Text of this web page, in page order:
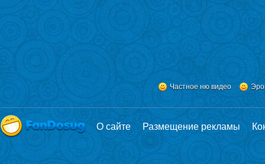
Частное ню видео
О сайте Размещение рекламы